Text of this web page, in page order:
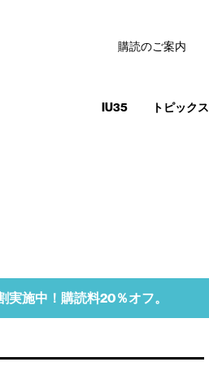
IU35 トピックス
購読のご案内
実施中！購読料20％オフ。